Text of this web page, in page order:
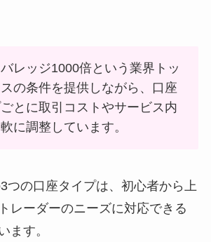
レッジ1000倍という業界トッ
の条件を提供しながら、口座
とに取引コストやサービス内
に調整しています。
つの口座タイプは、初心者から上
レーダーのニーズに対応できる
ます。